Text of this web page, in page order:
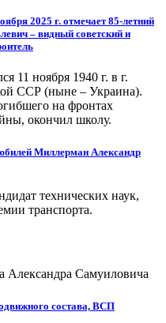
2025 г. отмечает 85-летний
– видный советский и
11 ноября 1940 г. в г.
ССР (ныне – Украина).
на фронтах
окончил школу.
Миллерман Александр
технических наук,
транспорта.
Александра Самуиловича
состава, ВСП